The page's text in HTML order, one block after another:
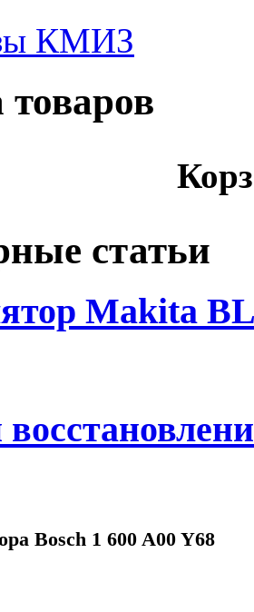
КМИЗ
статьи
Makita
Bosch 1 600 A00 Y68